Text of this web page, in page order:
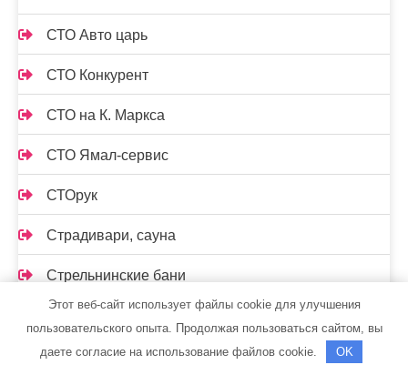
СТО Авто царь
СТО Конкурент
СТО на К. Маркса
СТО Ямал-сервис
СТОрук
Страдивари, сауна
Стрельнинские бани
Стс-автомобили, официальный дилер Mercedes-
Этот веб-сайт использует файлы cookie для улучшения
пользовательского опыта. Продолжая пользоваться сайтом, вы
даете согласие на использование файлов cookie.
OK